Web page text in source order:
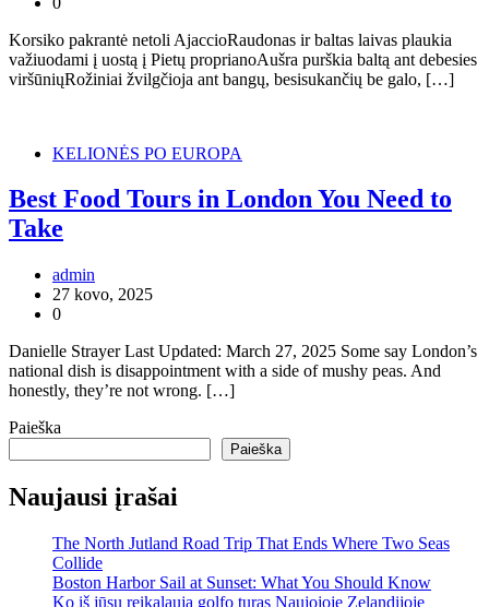
Korsiko pakrantė netoli AjaccioRaudonas ir baltas laivas plaukia
važiuodami į uostą į Pietų proprianoAušra purškia baltą ant debesies
viršūniųRožiniai žvilgčioja ant bangų, besisukančių be galo, […]
KELIONĖS PO EUROPA
Best Food Tours in London You Need to
Take
admin
27 kovo, 2025
0
Danielle Strayer Last Updated: March 27, 2025 Some say London’s
national dish is disappointment with a side of mushy peas. And
honestly, they’re not wrong. […]
Paieška
Paieška
Naujausi įrašai
The North Jutland Road Trip That Ends Where Two Seas
Collide
Boston Harbor Sail at Sunset: What You Should Know
Ko iš jūsų reikalauja golfo turas Naujojoje Zelandijoje